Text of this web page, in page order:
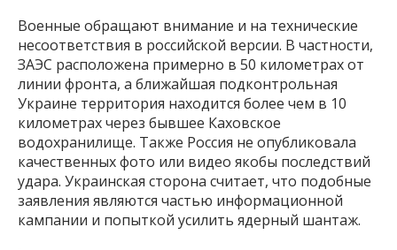
Военные обращают внимание и на технические
несоответствия в российской версии. В частности,
ЗАЭС расположена примерно в 50 километрах от
линии фронта, а ближайшая подконтрольная
Украине территория находится более чем в 10
километрах через бывшее Каховское
водохранилище. Также Россия не опубликовала
качественных фото или видео якобы последствий
удара. Украинская сторона считает, что подобные
заявления являются частью информационной
кампании и попыткой усилить ядерный шантаж.